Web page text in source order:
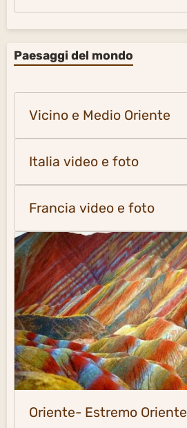
Paesaggi del mondo
Vicino e Medio Oriente
Italia video e foto
Francia video e foto
Oriente- Estremo Oriente